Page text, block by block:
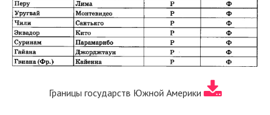
Границы государств Южной Америки